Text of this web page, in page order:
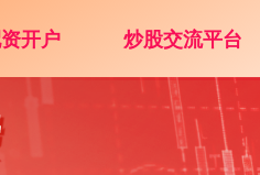
开户 炒股交流平台